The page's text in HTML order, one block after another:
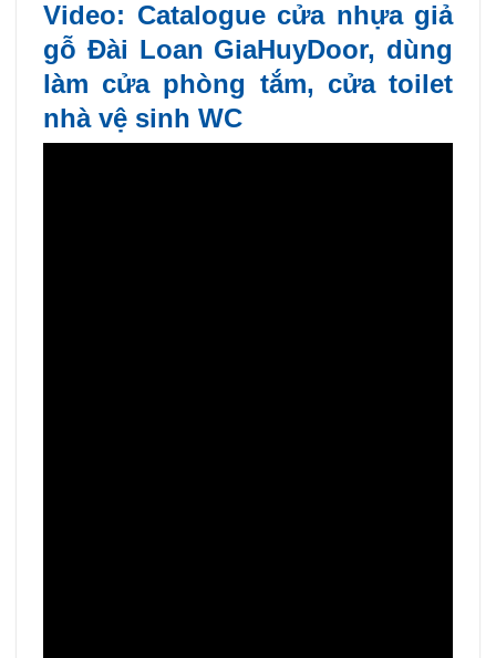
Video: Catalogue cửa nhựa giả
gỗ Đài Loan GiaHuyDoor, dùng
làm cửa phòng tắm, cửa toilet
nhà vệ sinh WC